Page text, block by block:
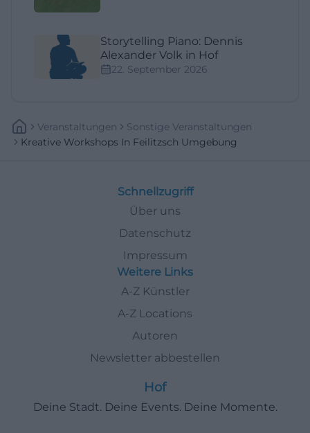
Storytelling Piano: Dennis
Alexander Volk in Hof
22. September 2026
Veranstaltungen
Sonstige Veranstaltungen
Kreative Workshops In Feilitzsch Umgebung
Schnellzugriff
Über uns
Datenschutz
Impressum
Weitere Links
A-Z Künstler
A-Z Locations
Autoren
Newsletter abbestellen
Hof
Deine Stadt. Deine Events. Deine Momente.